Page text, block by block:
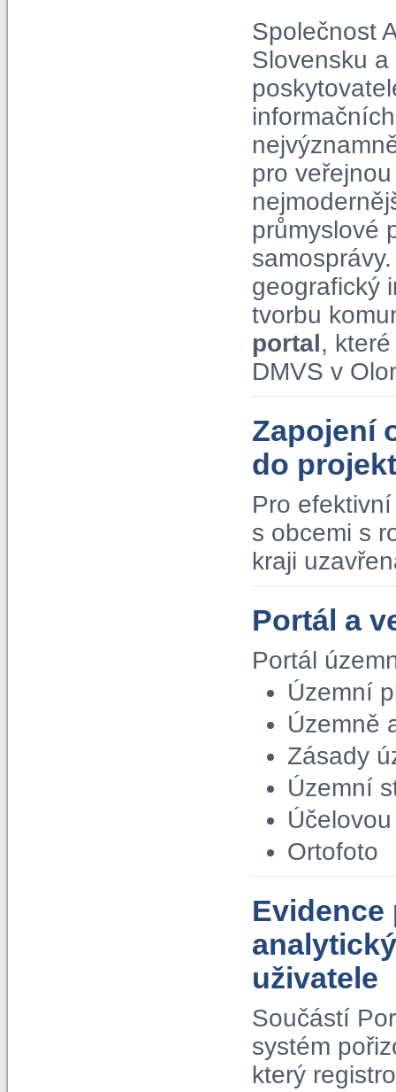
Společnost
Slovensku
pro
průmyslové
geografický
tvorbu
portal,
DMVS v
Zapojení
do
Pro
s obcemi s
kraji
Portál a
Portál
Územní
Územně
Zásady
Územní
Ortofoto
Evidence
uživatele
Součástí
systém
který